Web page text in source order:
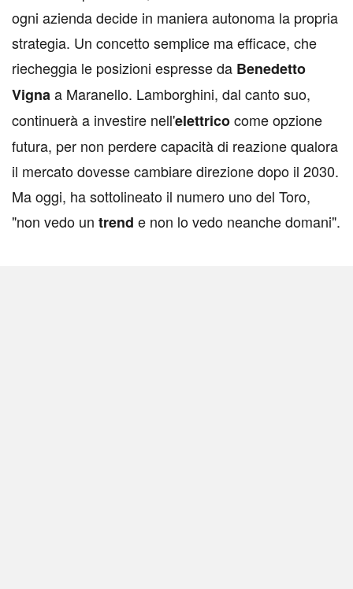
ogni azienda decide in maniera autonoma la propria
strategia. Un concetto semplice ma efficace, che
riecheggia le posizioni espresse da Benedetto
Vignaa Maranello. Lamborghini, dal canto suo,
continuerà a investire nell'elettricocome opzione
futura, per non perdere capacità di reazione qualora
il mercato dovesse cambiare direzione dopo il 2030.
Ma oggi, ha sottolineato il numero uno del Toro,
"non vedo un trend e non lo vedo neanche domani".